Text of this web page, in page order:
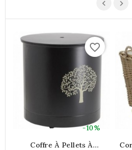
-10%
favorite_border
Coffre À Pellets À